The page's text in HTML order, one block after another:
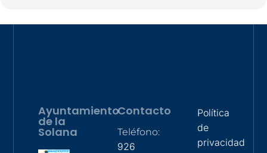
Ayuntamiento
de la
Solana
Contacto
Teléfono:
926
Política
de
privacidad